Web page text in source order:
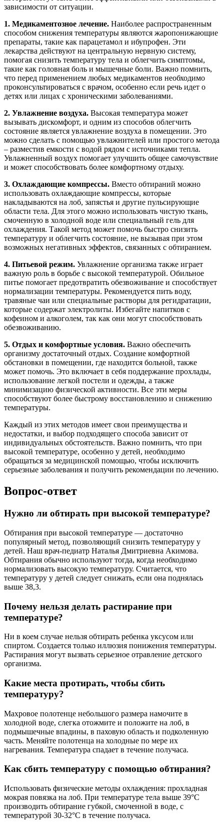
зависимости от ситуации.
1. Медикаментозное лечение. Наиболее распространенным
способом снижения температуры являются жаропонижающие
препараты, такие как парацетамол и ибупрофен. Эти
лекарства действуют на центральную нервную систему,
помогая снизить температуру тела и облегчить симптомы,
такие как головная боль и мышечные боли. Важно помнить,
что перед применением любых медикаментов необходимо
проконсультироваться с врачом, особенно если речь идет о
детях или лицах с хроническими заболеваниями.
2. Увлажнение воздуха. Высокая температура может
вызывать дискомфорт, и одним из способов облегчить
состояние является увлажнение воздуха в помещении. Это
можно сделать с помощью увлажнителей или простого метода
– разместив емкости с водой рядом с источниками тепла.
Увлажненный воздух помогает улучшить общее самочувствие
и может способствовать более комфортному отдыху.
3. Охлаждающие компрессы. Вместо обтираний можно
использовать охлаждающие компрессы, которые
накладываются на лоб, запястья и другие пульсирующие
области тела. Для этого можно использовать чистую ткань,
смоченную в холодной воде или специальный гель для
охлаждения. Такой метод может помочь быстро снизить
температуру и облегчить состояние, не вызывая при этом
возможных негативных эффектов, связанных с обтиранием.
4. Питьевой режим. Увлажнение организма также играет
важную роль в борьбе с высокой температурой. Обильное
питье помогает предотвратить обезвоживание и способствует
нормализации температуры. Рекомендуется пить воду,
травяные чаи или специальные растворы для регидратации,
которые содержат электролиты. Избегайте напитков с
кофеином и алкоголем, так как они могут способствовать
обезвоживанию.
5. Отдых и комфортные условия. Важно обеспечить
организму достаточный отдых. Создание комфортной
обстановки в помещении, где находится больной, также
может помочь. Это включает в себя поддержание прохлады,
использование легкой постели и одежды, а также
минимизацию физической активности. Все эти меры
способствуют более быстрому восстановлению и снижению
температуры.
Каждый из этих методов имеет свои преимущества и
недостатки, и выбор подходящего способа зависит от
индивидуальных обстоятельств. Важно помнить, что при
высокой температуре, особенно у детей, необходимо
обращаться за медицинской помощью, чтобы исключить
серьезные заболевания и получить рекомендации по лечению.
Вопрос-ответ
Нужно ли обтирать при высокой температуре?
Обтирания при высокой температуре — достаточно
популярный метод, позволяющий снизить температуру у
детей. Наш врач-педиатр Наталья Дмитриевна Акимова.
Обтирания обычно используют тогда, когда необходимо
нормализовать высокую температуру. Считается, что
температуру у детей следует снижать, если она поднялась
выше 38,3.
Почему нельзя делать растирание при
температуре?
Ни в коем случае нельзя обтирать ребенка уксусом или
спиртом. Создается только иллюзия понижения температуры.
Растирания могут вызвать серьезное отравление детского
организма.
Какие места протирать, чтобы сбить
температуру?
Махровое полотенце небольшого размера намочите в
холодной воде, слегка отожмите и положите на лоб, в
подмышечные впадины, в паховую область и подколенную
часть. Меняйте полотенца на холодные по мере их
нагревания. Температура спадает в течение получаса.
Как сбить температуру с помощью обтирания?
Использовать физические методы охлаждения: прохладная
мокрая повязка на лоб. При температуре тела выше 39°С
производить обтирание губкой, смоченной в воде, с
температурой 30-32°С в течение получаса.